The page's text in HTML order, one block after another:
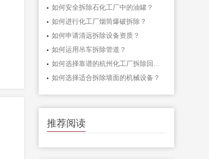
如何安全拆除石化工厂中的油罐？
如何进行化工厂烟筒爆破拆除？
如何申请清远拆除设备资质？
如何运用吊车拆除管道？
如何选择适合拆除墙面的机械设备？
推荐阅读